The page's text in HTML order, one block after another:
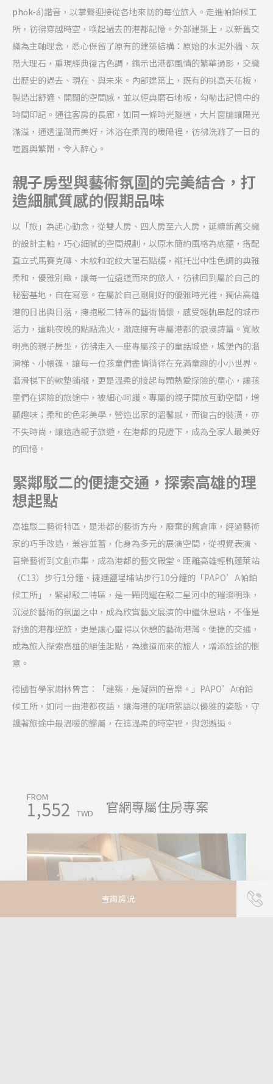
查詢房況
pho̍k-á)諧音，以掌聲迎接從各地來訪的每位旅人。走進帕鉑候工
所，彷彿穿越時空，喚起過去的港都記憶。外部建築上，以新舊交
織為主軸理念，悉心保留了原有的建築結構：原始的水泥外牆、灰
階大理石，重現經典復古色調，鐫示出港都風情的繁華過影，交織
出歷史的過去、現在、與未來。內部建築上，既有的挑高天花板，
製造出舒適、開闊的空間感，並以經典磨石地板，勾勒出記憶中的
時間印記。通往客房的長廊，如同一條時光隧道，大片窗牗讓陽光
滿溢，通透溫潤而美好，沐浴在柔潤的暖陽裡，彷彿洗滌了一日的
喧囂與繁鬧，令人醉心。
親子房型與藝術氛圍的完美結合，打
造細膩質感的假期品味
以「旅」為起心動念，從雙人房、四人房至六人房，延續新舊交織
的設計主軸，巧心細膩的空間規劃，以原木簡約風格為底蘊，搭配
直立式馬賽克磚、木紋和蛇紋大理石點綴，襯托出中性色調的典雅
柔和，優雅別緻，讓每一位遠道而來的旅人，彷彿回到屬於自己的
秘密基地，自在寫意。在屬於自己剛剛好的優雅時光裡，獨佔高雄
港的日出與日落，擁抱駁二特區的藝術情懷，感受輕軌串起的城市
活力，遠眺夜晚的點點漁火，澈底擁有專屬港都的浪漫詩篇。寬敞
明亮的親子房型，彷彿走入一座專屬孩子的童話城堡，城堡內的溜
滑梯、小帳篷，讓每一位孩童們盡情徜徉在充滿童趣的小小世界。
溜滑梯下的軟墊鋪襯，更是溫柔的接起每顆熱愛探險的童心，讓孩
童們在探險的旅途中，被細心呵護。專屬的親子開放互動空間，增
顯趣味；柔和的色彩美學，營造出家的溫馨感，而復古的裝潢，亦
不失時尚，讓這趟親子旅遊，在港都的見證下，成為全家人最美好
的回憶。
緊鄰駁二的便捷交通，探索高雄的理
想起點
高雄駁二藝術特區，是港都的藝術方舟，廢棄的舊倉庫，經過藝術
家的巧手改造，兼容並蓄，化身為多元的展演空間，從視覺表演、
音樂藝術到文創市集，成為港都的藝文殿堂。距離高雄輕軌蓬萊站
（C13）步行1分鐘、捷運鹽埕埔站步行10分鐘的「PAPO’A帕鉑
候工所」，緊鄰駁二特區，是一顆閃耀在駁二星河中的璀璨明珠，
沉浸於藝術的氛圍之中，成為欣賞藝文展演的中繼休息站，不僅是
舒適的港都逆旅，更是讓心靈得以休憩的藝術港灣。便捷的交通，
成為旅人探索高雄的絕佳起點，為遠道而來的旅人，增添旅途的愜
意。
德國哲學家謝林曾言：「建築，是凝固的音樂。」 PAPO’A帕鉑
候工所，如同一曲港都夜語，讓海港的呢喃絮語以優雅的姿態，守
護著旅途中最溫暖的歸屬，在這溫柔的時空裡，與您邂逅。
FROM
1,552 TWD 官網專屬住房專案